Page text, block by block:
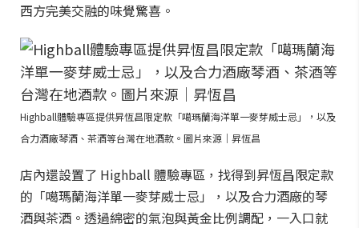
西方完美交融的味覺驚喜。
Highball體驗專區提供昇恆昌限定款「噶瑪蘭海洋單一麥芽威士忌」，以及
合力酒廠琴酒、茶酒等台灣在地酒款。圖片來源｜昇恆昌
店內還設置了 Highball 體驗專區，找得到昇恆昌限定款
的「噶瑪蘭海洋單一麥芽威士忌」，以及合力酒廠的琴
酒與茶酒。透過綿密的氣泡與黃金比例調配，一入口就